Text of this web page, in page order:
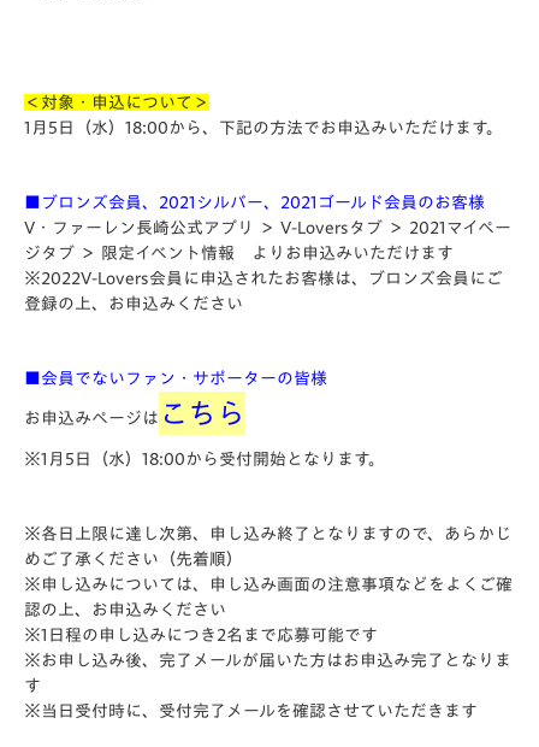
＜対象・申込について＞
1月5日（水）18:00から、下記の方法でお申込みいただけます。
■ブロンズ会員、2021シルバー、2021ゴールド会員のお客様
V・ファーレン長崎公式アプリ ＞ V-Loversタブ ＞ 2021マイペー
ジタブ ＞ 限定イベント情報 よりお申込みいただけます
※2022V-Lovers会員に申込されたお客様は、ブロンズ会員にご
登録の上、お申込みください
■会員でないファン・サポーターの皆様
お申込みページは こちら
※1月5日（水）18:00から受付開始となります。
※各日上限に達し次第、申し込み終了となりますので、あらかじ
めご了承ください（先着順）
※申し込みについては、申し込み画面の注意事項などをよくご確
認の上、お申込みください
※1日程の申し込みにつき2名まで応募可能です
※お申し込み後、完了メールが届いた方はお申込み完了となりま
す
※当日受付時に、受付完了メールを確認させていただきます